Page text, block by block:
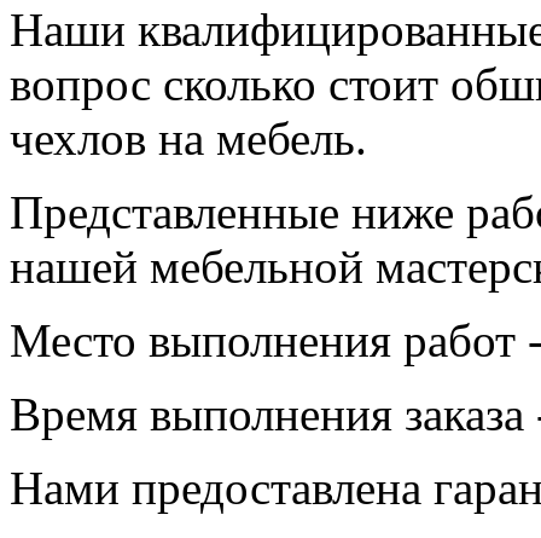
Наши
вопрос сколько стоит
чехлов на мебель.
Представленные ниже
нашей мебельной
Место выполнения работ
Время выполнения
Нами предоставлена